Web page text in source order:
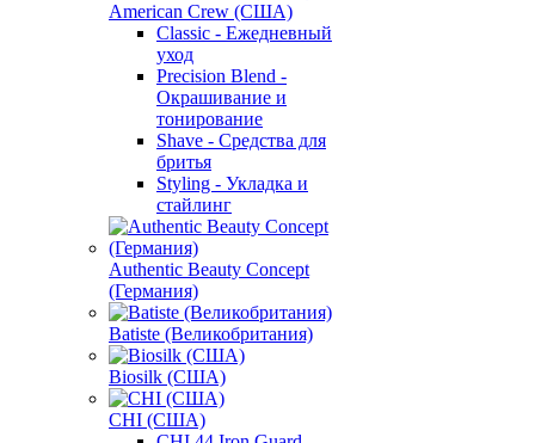
American Crew (США)
Classic - Ежедневный
уход
Precision Blend -
Окрашивание и
тонирование
Shave - Средства для
бритья
Styling - Укладка и
стайлинг
Authentic Beauty Concept
(Германия)
Batiste (Великобритания)
Biosilk (США)
CHI (США)